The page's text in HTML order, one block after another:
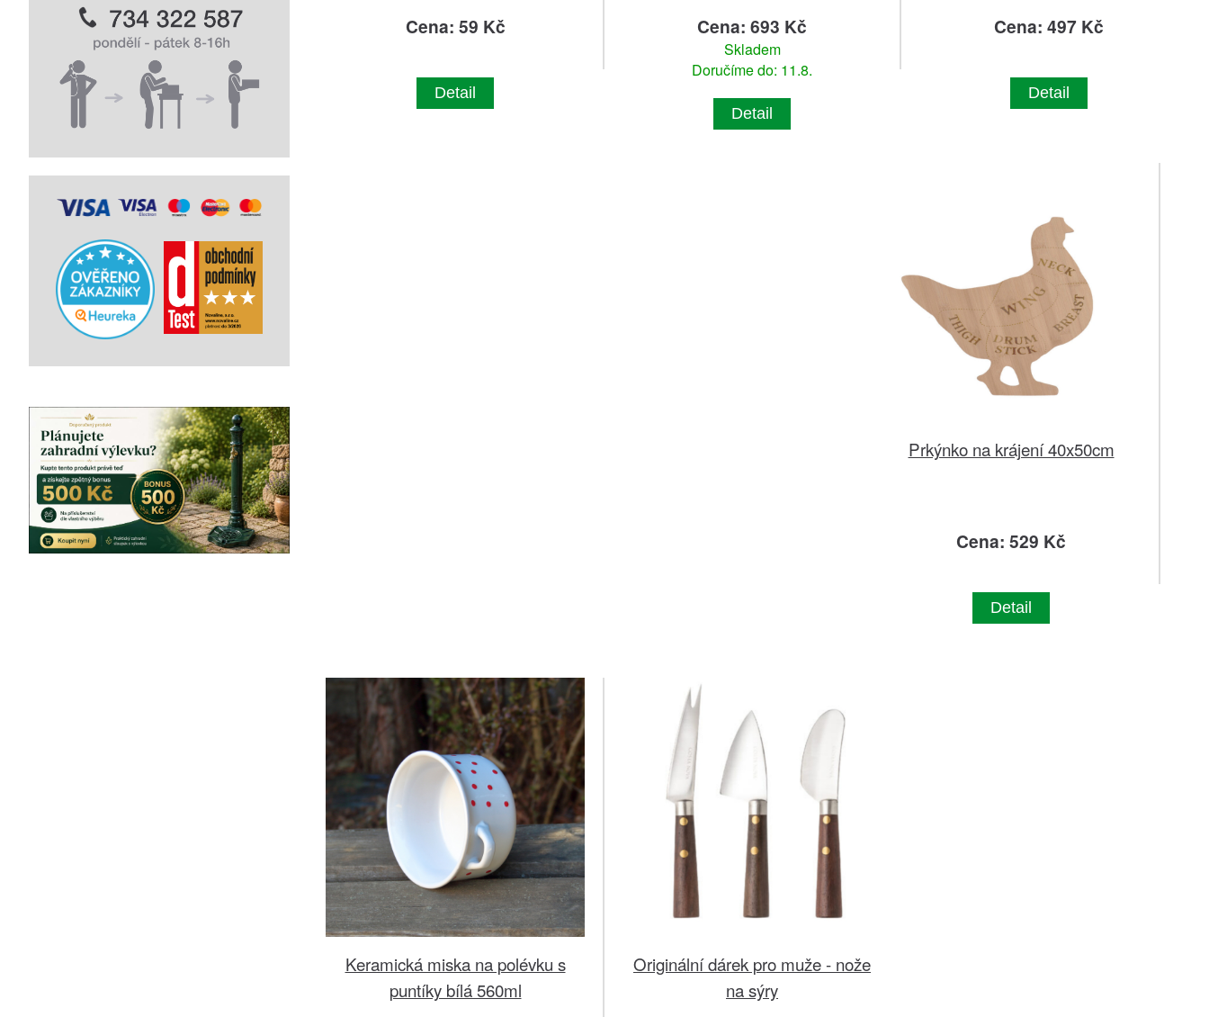
Cena: 59 Kč
Detail
Cena: 693 Kč
Skladem
Doručíme do: 11.8.
Detail
Cena: 497 Kč
Detail
Prkýnko na krájení 40x50cm
Cena: 529 Kč
Detail
Keramická miska na polévku s
puntíky bílá 560ml
Originální dárek pro muže - nože
na sýry